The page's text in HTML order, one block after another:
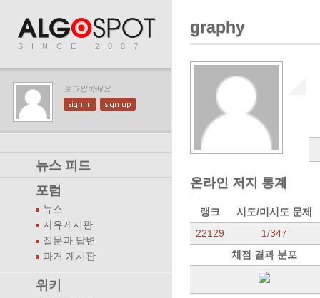
SINCE 2007
로그인하세요.
sign in sign up
뉴스 피드
포럼
뉴스
자유게시판
질문과 답변
과거 게시판
위키
graphy
온라인 저지 통계
랭크
시도/미시도 문제
22129
1/347
채점 결과 분포